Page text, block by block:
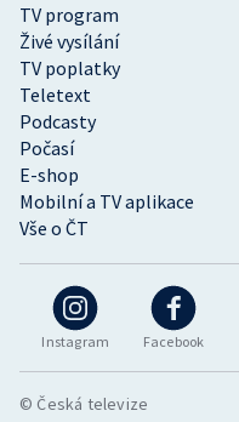
Instagram Facebook
TV program
Živé vysílání
TV poplatky
Teletext
Podcasty
Počasí
E-shop
Mobilní a TV aplikace
Vše o ČT
© Česká televize